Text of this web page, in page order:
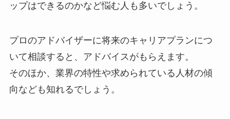
ップはできるのかなど悩む人も多いでしょう。
プロのアドバイザーに将来のキャリアプランにつ
いて相談すると、アドバイスがもらえます。
そのほか、業界の特性や求められている人材の傾
向なども知れるでしょう。